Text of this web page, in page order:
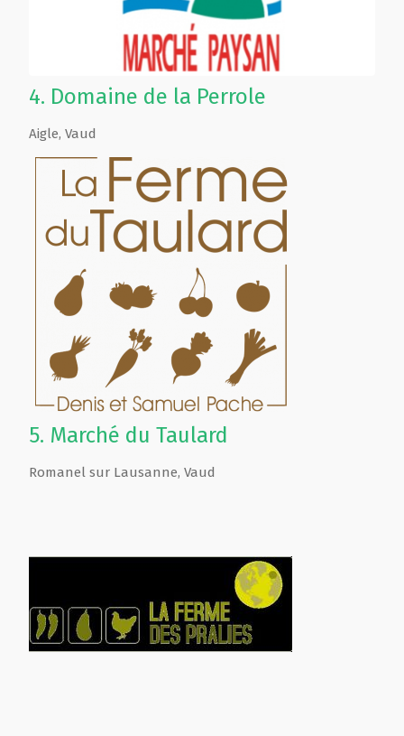
4. Domaine de la Perrole
Aigle, Vaud
5. Marché du Taulard
Romanel sur Lausanne, Vaud